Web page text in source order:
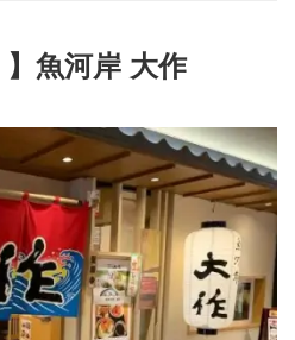
】魚河岸 大作